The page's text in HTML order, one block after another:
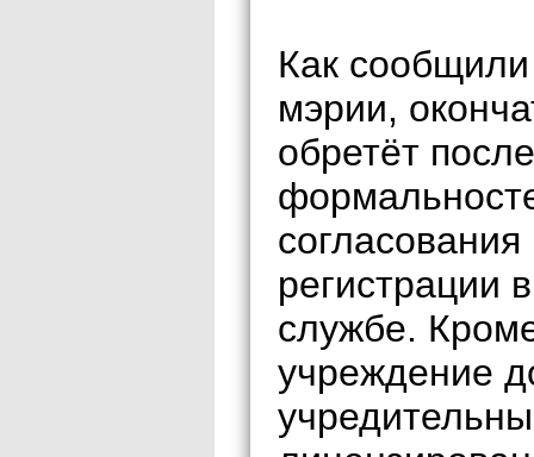
Как
мэрии,
обретёт
регистрации
службе.
учреждение